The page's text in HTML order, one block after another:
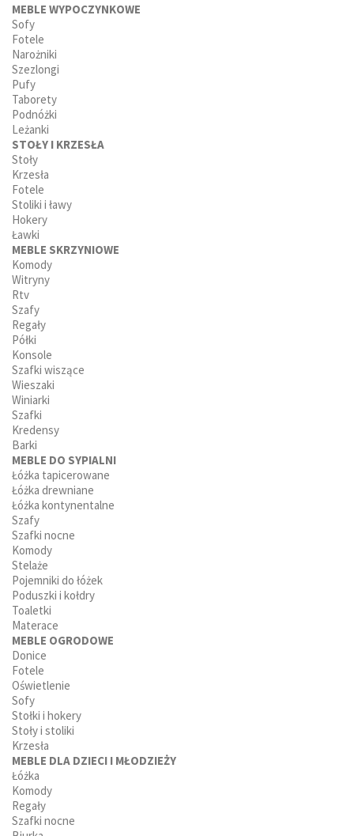
MEBLE WYPOCZYNKOWE
Sofy
Fotele
Narożniki
Szezlongi
Pufy
Taborety
Podnóżki
Leżanki
STOŁY I KRZESŁA
Stoły
Krzesła
Fotele
Stoliki i ławy
Hokery
Ławki
MEBLE SKRZYNIOWE
Komody
Witryny
Rtv
Szafy
Regały
Półki
Konsole
Szafki wiszące
Wieszaki
Winiarki
Szafki
Kredensy
Barki
MEBLE DO SYPIALNI
Łóżka tapicerowane
Łóżka drewniane
Łóżka kontynentalne
Szafy
Szafki nocne
Komody
Stelaże
Pojemniki do łóżek
Poduszki i kołdry
Toaletki
Materace
MEBLE OGRODOWE
Donice
Fotele
Oświetlenie
Sofy
Stołki i hokery
Stoły i stoliki
Krzesła
MEBLE DLA DZIECI I MŁODZIEŻY
Łóżka
Komody
Regały
Szafki nocne